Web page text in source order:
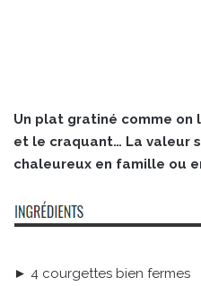
Un plat gratiné comme on
et le craquant… La valeur
chaleureux en famille ou
► 4 courgettes bien fermes